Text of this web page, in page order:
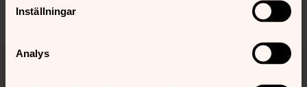
Inställningar
Analys
Dela
Tillbaka till toppen
Tillbaka till innehållet